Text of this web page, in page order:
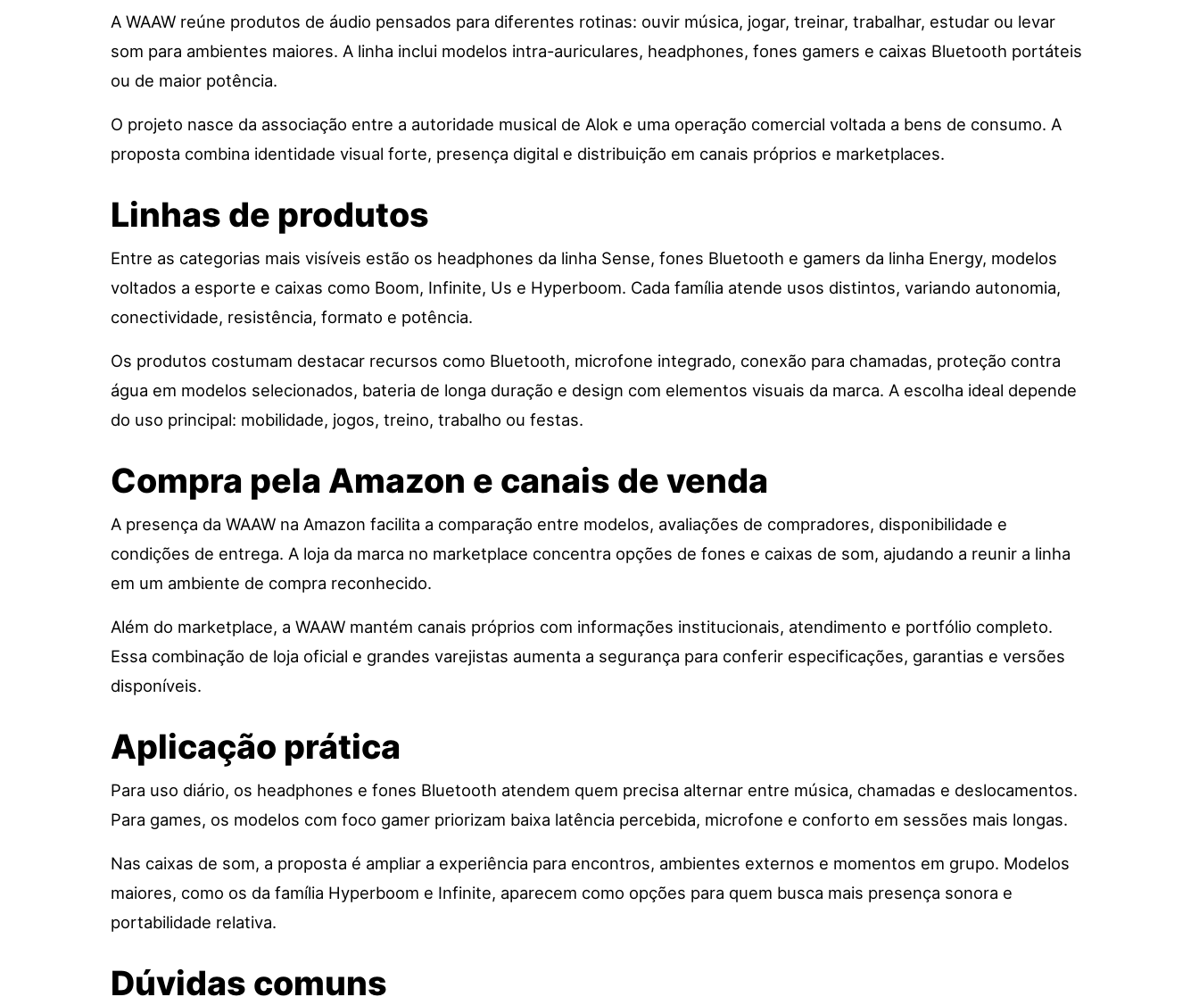
A WAAW reúne produtos de áudio pensados para diferentes rotinas: ouvir música, jogar, treinar, trabalhar, estudar ou levar
som para ambientes maiores. A linha inclui modelos intra-auriculares, headphones, fones gamers e caixas Bluetooth portáteis
ou de maior potência.
O projeto nasce da associação entre a autoridade musical de Alok e uma operação comercial voltada a bens de consumo. A
proposta combina identidade visual forte, presença digital e distribuição em canais próprios e marketplaces.
Linhas de produtos
Entre as categorias mais visíveis estão os headphones da linha Sense, fones Bluetooth e gamers da linha Energy, modelos
voltados a esporte e caixas como Boom, Infinite, Us e Hyperboom. Cada família atende usos distintos, variando autonomia,
conectividade, resistência, formato e potência.
Os produtos costumam destacar recursos como Bluetooth, microfone integrado, conexão para chamadas, proteção contra
água em modelos selecionados, bateria de longa duração e design com elementos visuais da marca. A escolha ideal depende
do uso principal: mobilidade, jogos, treino, trabalho ou festas.
Compra pela Amazon e canais de venda
A presença da WAAW na Amazon facilita a comparação entre modelos, avaliações de compradores, disponibilidade e
condições de entrega. A loja da marca no marketplace concentra opções de fones e caixas de som, ajudando a reunir a linha
em um ambiente de compra reconhecido.
Além do marketplace, a WAAW mantém canais próprios com informações institucionais, atendimento e portfólio completo.
Essa combinação de loja oficial e grandes varejistas aumenta a segurança para conferir especificações, garantias e versões
disponíveis.
Aplicação prática
Para uso diário, os headphones e fones Bluetooth atendem quem precisa alternar entre música, chamadas e deslocamentos.
Para games, os modelos com foco gamer priorizam baixa latência percebida, microfone e conforto em sessões mais longas.
Nas caixas de som, a proposta é ampliar a experiência para encontros, ambientes externos e momentos em grupo. Modelos
maiores, como os da família Hyperboom e Infinite, aparecem como opções para quem busca mais presença sonora e
portabilidade relativa.
Dúvidas comuns